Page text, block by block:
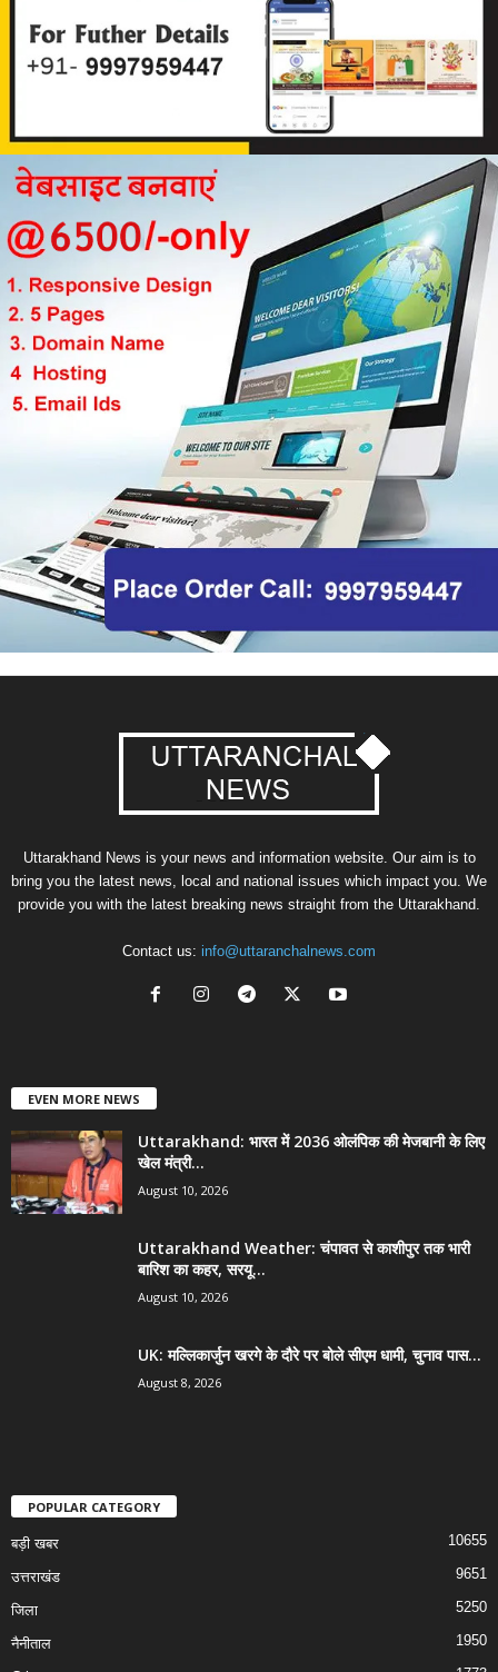
Uttarakhand News is your news and information website. Our aim is to
bring you the latest news, local and national issues which impact you. We
provide you with the latest breaking news straight from the Uttarakhand.
Contact us: info@uttaranchalnews.com
EVEN MORE NEWS
Uttarakhand: भारत में 2036 ओलंपिक की मेजबानी के लिए
खेल मंत्री...
August 10, 2026
Uttarakhand Weather: चंपावत से काशीपुर तक भारी
बारिश का कहर, सरयू...
August 10, 2026
UK: मल्लिकार्जुन खरगे के दौरे पर बोले सीएम धामी, चुनाव पास...
August 8, 2026
POPULAR CATEGORY
बड़ी खबर 10655
उत्तराखंड 9651
जिला 5250
नैनीताल 1950